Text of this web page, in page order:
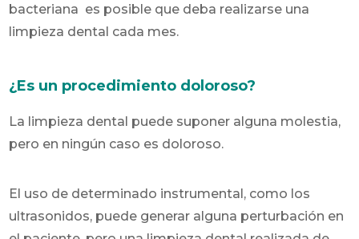
bacteriana es posible que deba realizarse una
limpieza dental cada mes.
¿Es un procedimiento doloroso?
La limpieza dental puede suponer alguna molestia,
pero en ningún caso es doloroso.
El uso de determinado instrumental, como los
ultrasonidos, puede generar alguna perturbación en